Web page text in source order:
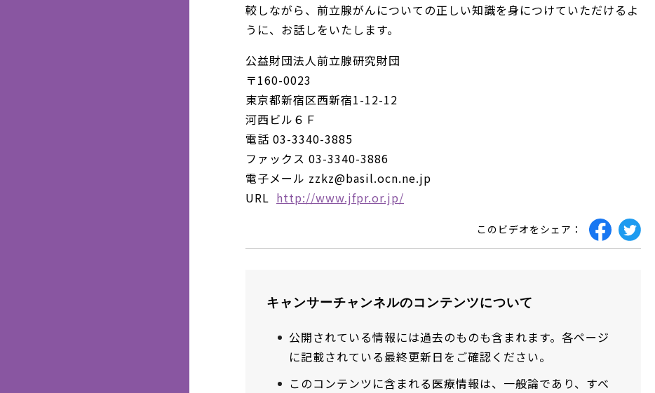
較しながら、前立腺がんについての正しい知識を身につけていただけるよ
うに、お話しをいたします。
公益財団法人前立腺研究財団
〒160-0023
東京都新宿区西新宿1-12-12
河西ビル６Ｆ
電話 03-3340-3885
ファックス 03-3340-3886
電子メール zzkz@basil.ocn.ne.jp
URL http://www.jfpr.or.jp/
このビデオをシェア：
キャンサーチャンネルのコンテンツについて
公開されている情報には過去のものも含まれます。各ページ
に記載されている最終更新日をご確認ください。
このコンテンツに含まれる医療情報は、一般論であり、すべ